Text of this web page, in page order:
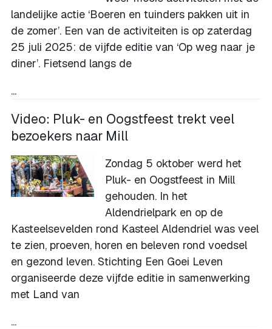
landelijke actie ‘Boeren en tuinders pakken uit in
de zomer’. Een van de activiteiten is op zaterdag
25 juli 2025: de vijfde editie van ‘Op weg naar je
diner’. Fietsend langs de
...
Video: Pluk- en Oogstfeest trekt veel
bezoekers naar Mill
Zondag 5 oktober werd het
Pluk- en Oogstfeest in Mill
gehouden. In het
Aldendrielpark en op de
Kasteelsevelden rond Kasteel Aldendriel was veel
te zien, proeven, horen en beleven rond voedsel
en gezond leven. Stichting Een Goei Leven
organiseerde deze vijfde editie in samenwerking
met Land van
...